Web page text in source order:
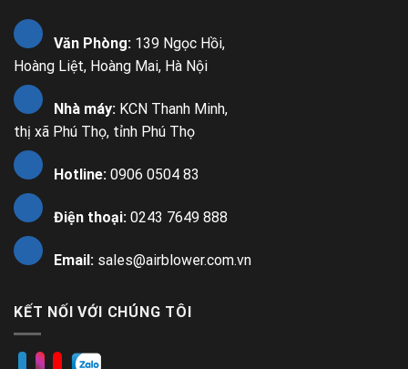
Văn Phòng: 139 Ngọc Hồi,
Hoàng Liệt, Hoàng Mai, Hà Nội
Nhà máy: KCN Thanh Minh,
thị xã Phú Thọ, tỉnh Phú Thọ
Hotline: 0906 0504 83
Điện thoại: 0243 7649 888
Email: sales@airblower.com.vn
KẾT NỐI VỚI CHÚNG TÔI